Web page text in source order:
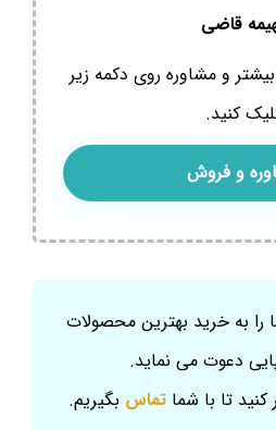
قاضی
و مشاوره روی دکمه زیر
کنید.
و فروش
را به خرید بهترین محصولات
دعوت می نماید.
کنید تا با شماتماس بگیریم.